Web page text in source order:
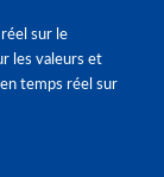
sur le
les valeurs et
temps réel sur